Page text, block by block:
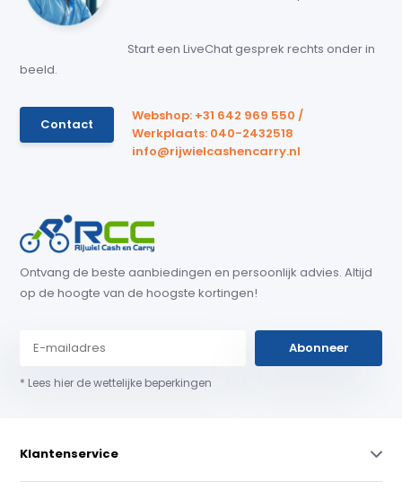
Start een LiveChat gesprek rechts onder in
beeld.
Contact
Webshop: +31 642 969 550 /
Werkplaats: 040-2432518
info@rijwielcashencarry.nl
Ontvang de beste aanbiedingen en persoonlijk advies. Altijd
op de hoogte van de hoogste kortingen!
Abonneer
* Lees hier de wettelijke beperkingen
Klantenservice